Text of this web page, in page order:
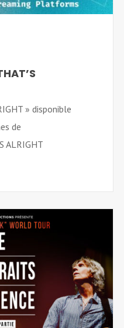
» disponible
de
ALRIGHT